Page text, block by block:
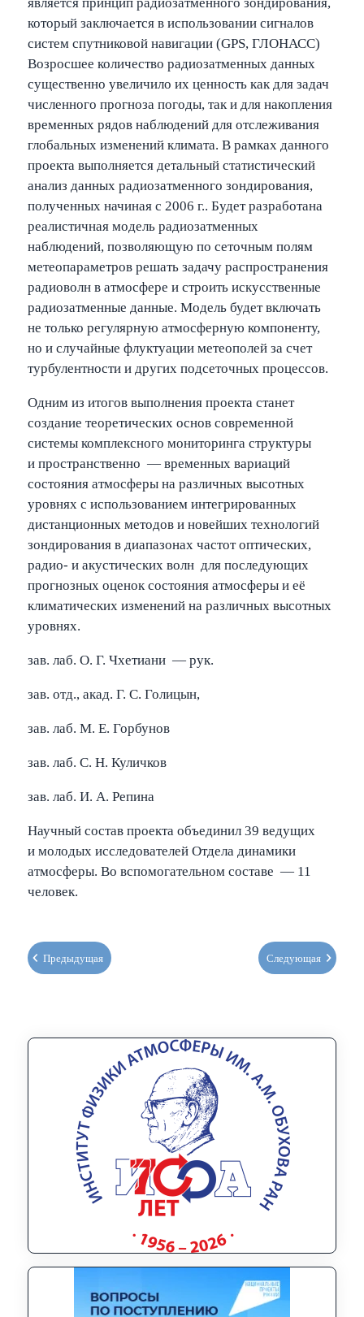
который заключается в использовании сигналов
систем спутниковой навигации (GPS, ГЛОНАСС)
Возросшее количество радиозатменных данных
существенно увеличило их ценность как для задач
численного прогноза погоды, так и для накопления
временных рядов наблюдений для отслеживания
глобальных изменений климата. В рамках данного
проекта выполняется детальный статистический
анализ данных радиозатменного зондирования,
полученных начиная с 2006 г.. Будет разработана
реалистичная модель радиозатменных
наблюдений, позволяющую по сеточным полям
метеопараметров решать задачу распространения
радиоволн в атмосфере и строить искусственные
радиозатменные данные. Модель будет включать
не только регулярную атмосферную компоненту,
но и случайные флуктуации метеополей за счет
турбулентности и других подсеточных процессов.
Одним из итогов выполнения проекта станет
создание теоретических основ современной
системы комплексного мониторинга структуры
и пространственно — временных вариаций
состояния атмосферы на различных высотных
уровнях с использованием интегрированных
дистанционных методов и новейших технологий
зондирования в диапазонах частот оптических,
радио- и акустических волн для последующих
прогнозных оценок состояния атмосферы и её
климатических изменений на различных высотных
уровнях.
зав. лаб. О. Г. Чхетиани — рук.
зав. отд., акад. Г. С. Голицын,
зав. лаб. М. Е. Горбунов
зав. лаб. С. Н. Куличков
зав. лаб. И. А. Репина
Научный состав проекта объединил 39 ведущих
и молодых исследователей Отдела динамики
атмосферы. Во вспомогательном составе — 11
человек.
Предыдущая Следующая